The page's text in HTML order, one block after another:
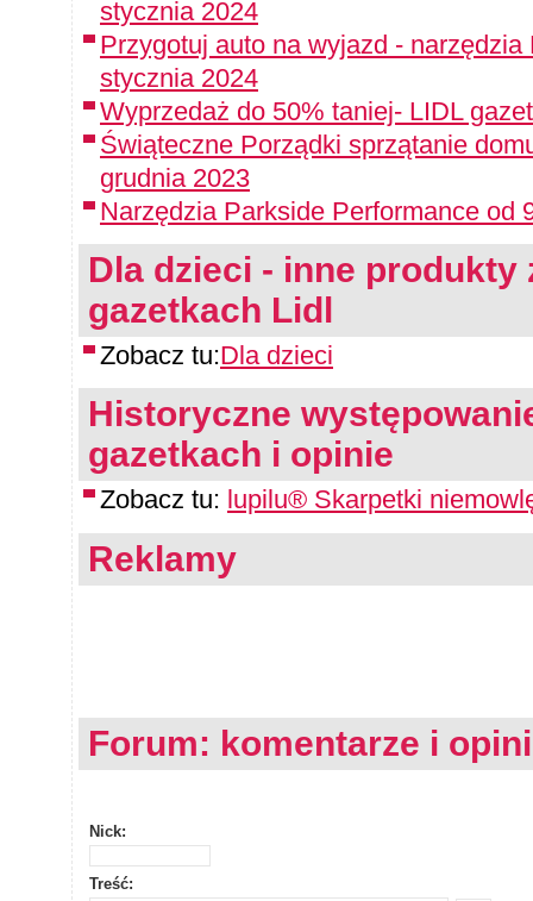
stycznia 2024
Przygotuj auto na wyjazd -
stycznia 2024
Wyprzedaż do 50% taniej- LIDL
Świąteczne Porządki sprzątanie
grudnia 2023
Narzędzia Parkside Performance od
Dla dzieci - inne produkty
gazetkach Lidl
Zobacz tu:Dla dzieci
Historyczne
gazetkach i opinie
Zobacz tu: lupilu® Skarpetki
Reklamy
Forum: komentarze i
Nick:
Treść: